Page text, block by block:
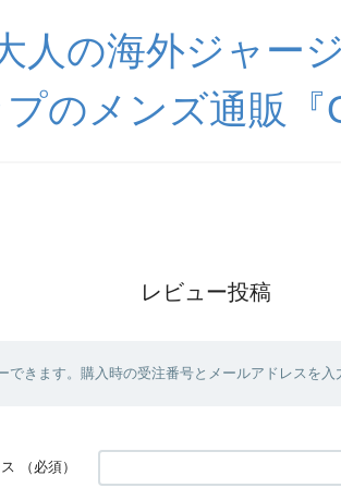
人の海外ジャー
のメンズ通販『
レビュー投稿
できます。購入時の受注番号とメールアドレスを入
（必須）